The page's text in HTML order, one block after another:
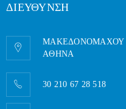
ΔΙΕΥΘΥΝΣΗ
ΜΑΚΕΔΟΝΟΜΑΧΟΥ
AΘΗΝΑ
30 210 67 28 518